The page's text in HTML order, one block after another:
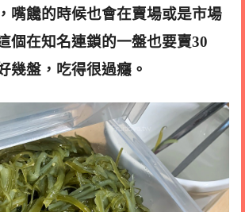
嘴饞的時候也會在賣場或是市場
個在知名連鎖的一盤也要賣30
幾盤，吃得很過癮 。